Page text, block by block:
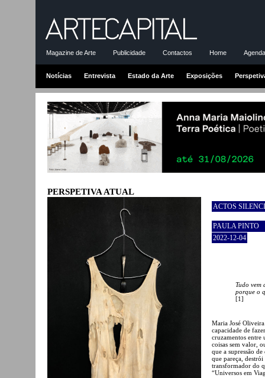
Magazine de Arte Publicidade Contactos Home
Notícias Entrevista Estado da Arte Exposições
PERSPETIVA ATUAL
ACTOS
PAULA PINTO
2022-12-04
Tudo vem
porque o
[1]
Maria José
capacidade de
cruzamentos entre
coisas sem valor,
que a supressão
que pareça,
transformador do
“Universos em